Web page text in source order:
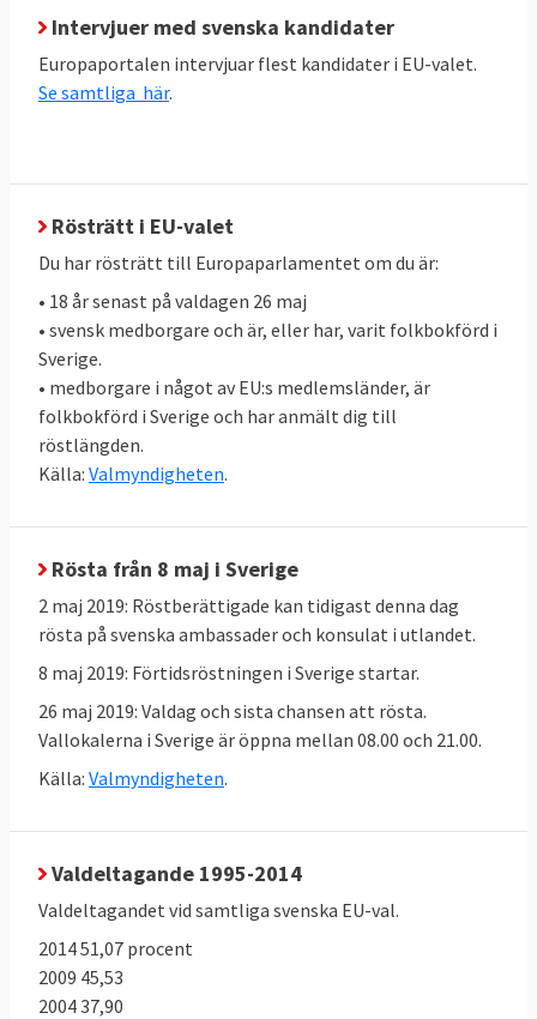
mandat.
Konservativa EPP-gruppen:
Manfred Weber, tysk, leder i dag EPP-
Socialdemokrater S&D:
Frans Timmermans, Nederländernas
EU-kritiska konservativa gruppen ECR:
Jan Zahradil, tjeckisk EU-parlamentariker
De gröna/ EFA:
Ska Keller, tysk EU-parlamentariker,
representant för Die Grünen
Bas Eickhout, nederländsk EU-
Europeiska vänsterpartiet:
Violeta Tomič, slovensk parlamentariker
Nico Cue, belgisk metallfacksledare
Liberala Alde:
Väntas presenterar flera toppkandidater 21
mars
Bakgrund
maj 2019. För svensk del betyder det att EU-
valet genomförs söndagen den 26 maj.
Antalet platser i Europaparlamentet efter
EU-valet minskas från 751 till 705 på grund
Intervjuer med svenska kandidater
Europaportalen intervjuar flest kandidater i EU-valet.
Se samtliga här.
Rösträtt i EU-valet
Du har rösträtt till Europaparlamentet om du är:
• 18 år senast på valdagen 26 maj
• svensk medborgare och är, eller har, varit folkbokförd i
Sverige.
• medborgare i något av EU:s medlemsländer, är
folkbokförd i Sverige och har anmält dig till
röstlängden.
Källa: Valmyndigheten.
Rösta från 8 maj i Sverige
2 maj 2019: Röstberättigade kan tidigast denna dag
rösta på svenska ambassader och konsulat i utlandet.
8 maj 2019: Förtidsröstningen i Sverige startar.
26 maj 2019: Valdag och sista chansen att rösta.
Vallokalerna i Sverige är öppna mellan 08.00 och 21.00.
Källa: Valmyndigheten.
Valdeltagande 1995-2014
Valdeltagandet vid samtliga svenska EU-val.
2014 51,07 procent
2009 45,53
2004 37,90